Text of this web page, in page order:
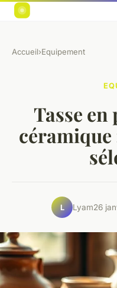
Accueil›Equipement
Tasse
céramique
L Lyam26